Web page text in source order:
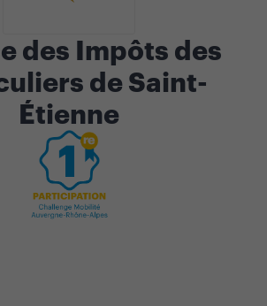
des Impôts des
de Saint-
Étienne